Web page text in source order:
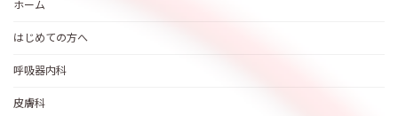
ホーム
はじめての方へ
呼吸器内科
皮膚科